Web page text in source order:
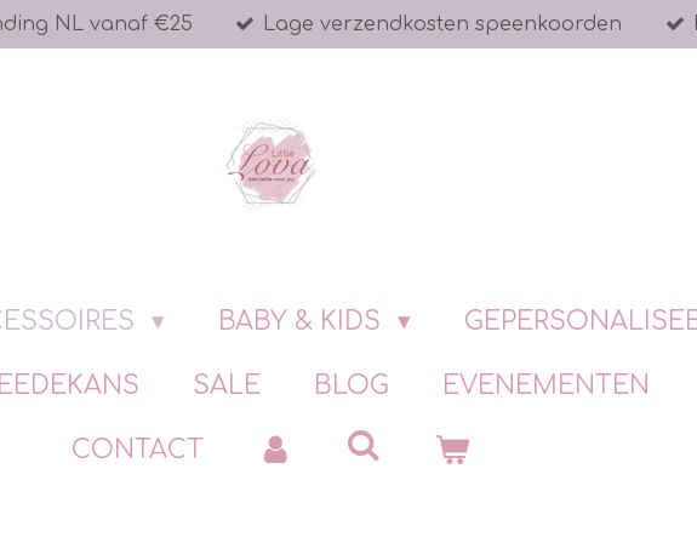
NL vanaf €25 Lage verzendkosten speenkoorden
BABY & KIDS
SALE BLOG EVENEMENTEN
CONTACT